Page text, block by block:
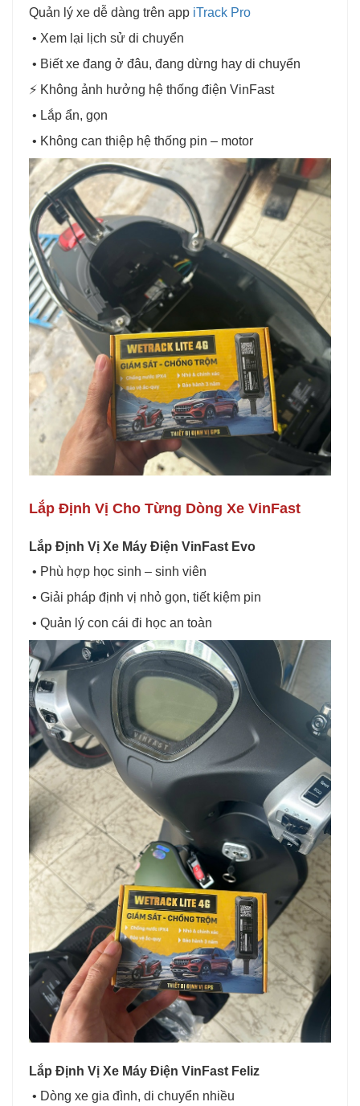
Quản lý xe dễ dàng trên app iTrack Pro
• Xem lại lịch sử di chuyển
• Biết xe đang ở đâu, đang dừng hay di chuyển
⚡ Không ảnh hưởng hệ thống điện VinFast
• Lắp ẩn, gọn
• Không can thiệp hệ thống pin – motor
Lắp Định Vị Cho Từng Dòng Xe VinFast
Lắp Định Vị Xe Máy Điện VinFast Evo
• Phù hợp học sinh – sinh viên
• Giải pháp định vị nhỏ gọn, tiết kiệm pin
• Quản lý con cái đi học an toàn
Lắp Định Vị Xe Máy Điện VinFast Feliz
• Dòng xe gia đình, di chuyển nhiều